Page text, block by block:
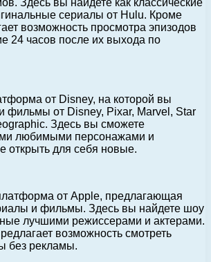
сериалы от Hulu. Кроме
возможность просмотра эпизодов
24 часов после их выхода по
от Disney, на которой вы
фильмы от Disney, Pixar, Marvel, Star
Здесь вы сможете
любимыми персонажами и
открыть для себя новые.
от Apple, предлагающая
и фильмы. Здесь вы найдете шоу
лучшими режиссерами и актерами.
возможность смотреть
без рекламы.